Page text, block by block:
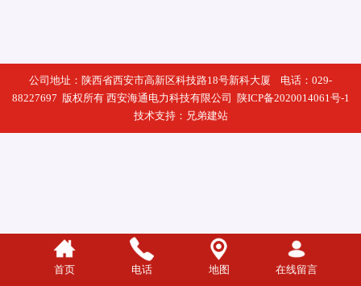
公司地址：陕西省西安市高新区科技路18号新科大厦 电话：029-
88227697 版权所有 西安海通电力科技有限公司 陕ICP备2020014061号-1
技术支持： 兄弟建站
首页 电话 地图 在线留言